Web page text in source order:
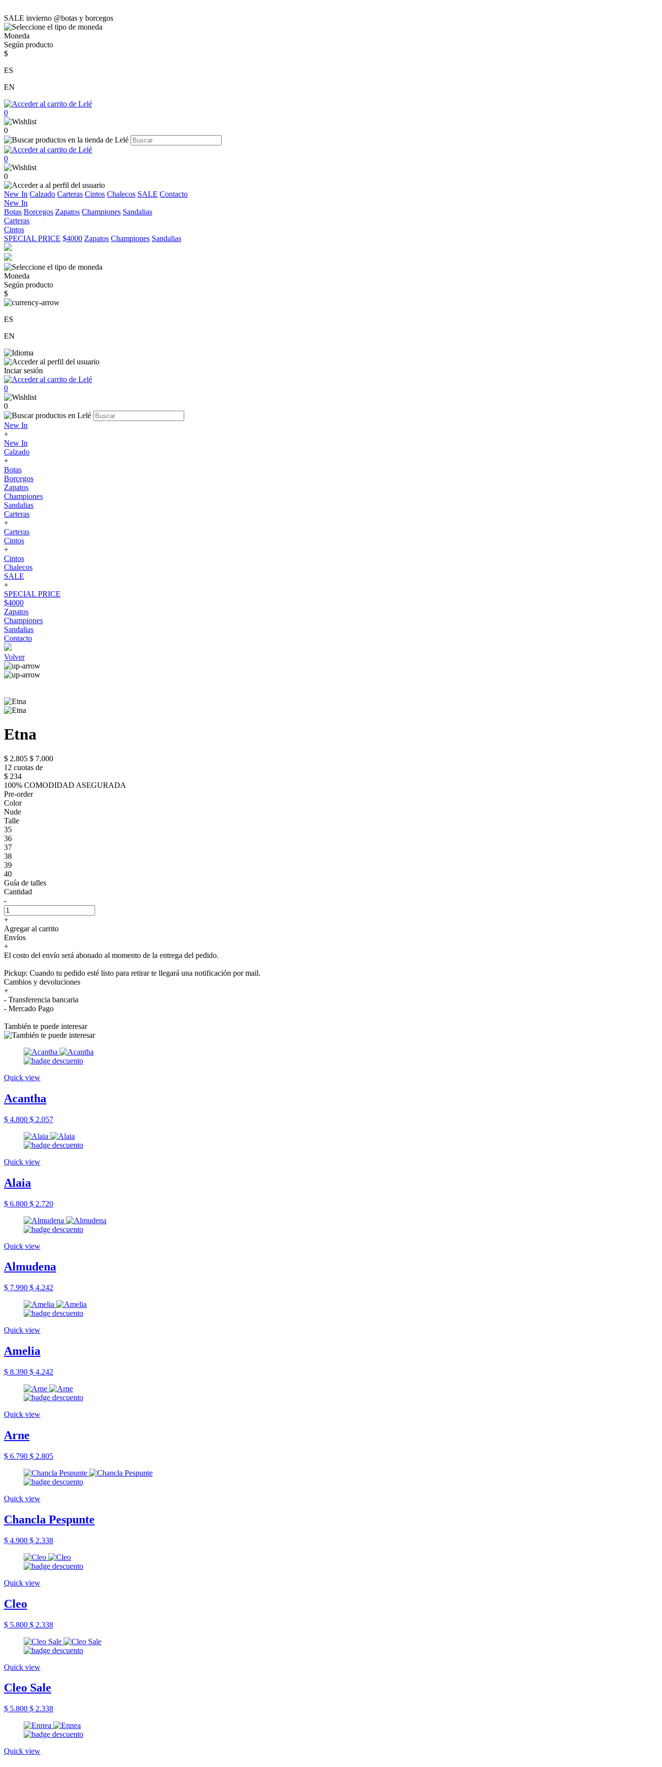
SALE invierno @botas y borcegos
Moneda
Según producto
$
ES
EN
0
0
0
0
New In Calzado Carteras Cintos Chalecos SALE Contacto
New In
Botas Borcegos Zapatos Championes Sandalias
Carteras
Cintos
SPECIAL PRICE $4000 Zapatos Championes Sandalias
Moneda
Según producto
$
ES
EN
Inciar sesión
0
0
New In
+
New In
Calzado
+
Botas
Borcegos
Zapatos
Championes
Sandalias
Carteras
+
Carteras
Cintos
+
Cintos
Chalecos
SALE
+
SPECIAL PRICE
$4000
Zapatos
Championes
Sandalias
Contacto
Volver
Etna
$ 2.805 $ 7.000
12 cuotas de
$ 234
100% COMODIDAD ASEGURADA
Pre-order
Color
Nude
Talle
35
36
37
38
39
40
Guía de talles
Cantidad
-
+
Agregar al carrito
Envíos
+
El costo del envío será abonado al momento de la entrega del pedido.
Pickup: Cuando tu pedido esté listo para retirar te llegará una notificación por mail.
Cambios y devoluciones
+
- Transferencia bancaria
- Mercado Pago
También te puede interesar
Quick view
Acantha
$ 4.800 $ 2.057
Quick view
Alaia
$ 6.800 $ 2.720
Quick view
Almudena
$ 7.990 $ 4.242
Quick view
Amelia
$ 8.390 $ 4.242
Quick view
Arne
$ 6.790 $ 2.805
Quick view
Chancla Pespunte
$ 4.900 $ 2.338
Quick view
Cleo
$ 5.800 $ 2.338
Quick view
Cleo Sale
$ 5.800 $ 2.338
Quick view